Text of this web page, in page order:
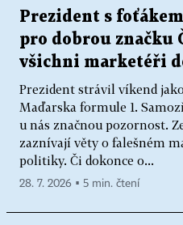
Prezident s
pro dobrou značku
všichni marketéři
Prezident strávil víkend
Maďarska formule 1.
u nás značnou pozornost.
zaznívají věty o falešném
politiky. Či dokonce o...
28. 7. 2026 ▪ 5 min. čtení